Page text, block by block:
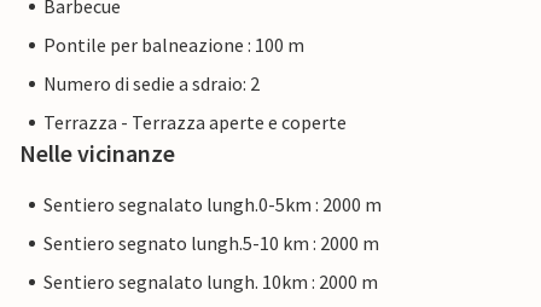
Barbecue
Pontile per balneazione : 100 m
Numero di sedie a sdraio: 2
Terrazza - Terrazza aperte e coperte
Nelle vicinanze
Sentiero segnalato lungh.0-5km : 2000 m
Sentiero segnato lungh.5-10 km : 2000 m
Sentiero segnalato lungh. 10km : 2000 m